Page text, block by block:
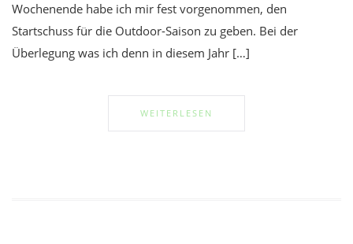
Wochenende habe ich mir fest vorgenommen, den
Startschuss für die Outdoor-Saison zu geben. Bei der
Überlegung was ich denn in diesem Jahr […]
WEITERLESEN